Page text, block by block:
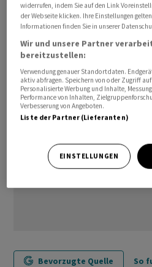
pre
(AWP)
Bevorzugte Quelle So
widerrufen, indem Sie auf den Link
der Webseite klicken. Ihre Einstellungen
Informationen finden Sie in unserer
Wir und unsere Partner
bereitzustellen:
Verwendung genauer Standortdaten.
aktiv abfragen. Speichern von oder Zugriff
Personalisierte Werbung und Inhalte,
Performance von Inhalten,
Verbesserung von Angeboten.
Liste der Partner (Lieferanten)
EINSTELLUNGEN